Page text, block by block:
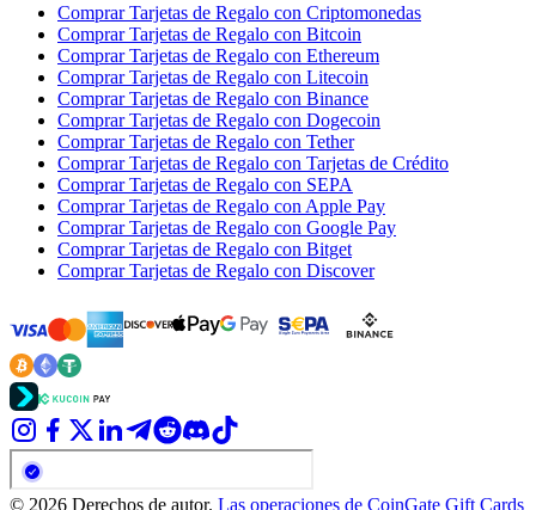
Comprar Tarjetas de Regalo con Criptomonedas
Comprar Tarjetas de Regalo con Bitcoin
Comprar Tarjetas de Regalo con Ethereum
Comprar Tarjetas de Regalo con Litecoin
Comprar Tarjetas de Regalo con Binance
Comprar Tarjetas de Regalo con Dogecoin
Comprar Tarjetas de Regalo con Tether
Comprar Tarjetas de Regalo con Tarjetas de Crédito
Comprar Tarjetas de Regalo con SEPA
Comprar Tarjetas de Regalo con Apple Pay
Comprar Tarjetas de Regalo con Google Pay
Comprar Tarjetas de Regalo con Bitget
Comprar Tarjetas de Regalo con Discover
© 2026 Derechos de autor. Las operaciones de CoinGate Gift Cards